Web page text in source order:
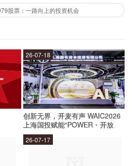
外，公司还积极开展医疗服
面、优质的医疗服务，拓展
方向是什么？
秉持“创新、质量、服务”的
质量和安全性，不断推出具
的医药产品，进一步拓展公
股票：一路向上的投资机会
创新无界，开麦有声 WAIC2026
上海国投赋能“POWER・开放
麦”专场成功举办
26-07-18
26-07-17